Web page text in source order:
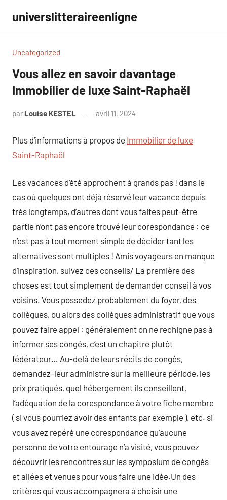
contenu
universlitteraireenligne
Uncategorized
Vous allez en savoir davantage
Immobilier de luxe Saint-Raphaël
par Louise KESTEL avril 11, 2024
Plus d’informations à propos de Immobilier de luxe
Saint-Raphaël
Les vacances d’été approchent à grands pas ! dans le
cas où quelques ont déjà réservé leur vacance depuis
très longtemps, d’autres dont vous faites peut-être
partie n’ont pas encore trouvé leur corespondance : ce
n’est pas à tout moment simple de décider tant les
alternatives sont multiples ! Amis voyageurs en manque
d’inspiration, suivez ces conseils/ La première des
choses est tout simplement de demander conseil à vos
voisins. Vous possedez probablement du foyer, des
collègues, ou alors des collègues administratif que vous
pouvez faire appel : généralement on ne rechigne pas à
informer ses congés, c’est un chapitre plutôt
fédérateur… Au-delà de leurs récits de congés,
demandez-leur administre sur la meilleure période, les
prix pratiqués, quel hébergement ils conseillent,
l’adéquation de la corespondance à votre fiche membre
( si vous pourriez avoir des enfants par exemple ), etc. si
vous avez repéré une corespondance qu’aucune
personne de votre entourage n’a visité, vous pouvez
découvrir les rencontres sur les symposium de congés
et allées et venues pour vous faire une idée.Un des
critères qui vous accompagnera à choisir une